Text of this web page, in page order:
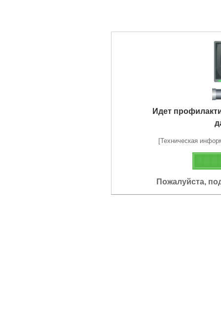
Идет
[Техническая
Пожалуйста,